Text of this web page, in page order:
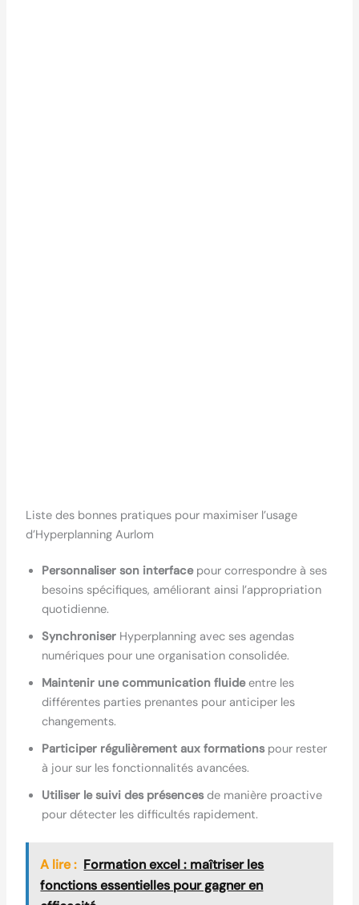
Liste des bonnes pratiques pour maximiser l’usage
d’Hyperplanning Aurlom
Personnaliser son interfacepour correspondre à ses
besoins spécifiques, améliorant ainsi l’appropriation
quotidienne.
SynchroniserHyperplanning avec ses agendas
numériques pour une organisation consolidée.
Maintenir une communication fluideentre les
différentes parties prenantes pour anticiper les
changements.
Participer régulièrement aux formationspour rester
à jour sur les fonctionnalités avancées.
Utiliser le suivi des présencesde manière proactive
pour détecter les difficultés rapidement.
A lire : Formation excel : maîtriser les
fonctions essentielles pour gagner en